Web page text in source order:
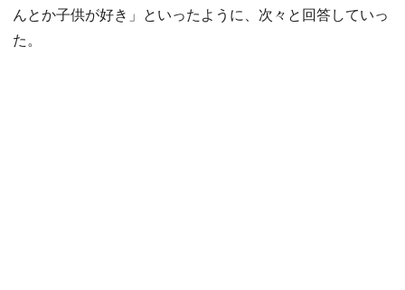
んとか子供が好き」といったように、次々と回答していっ
た。